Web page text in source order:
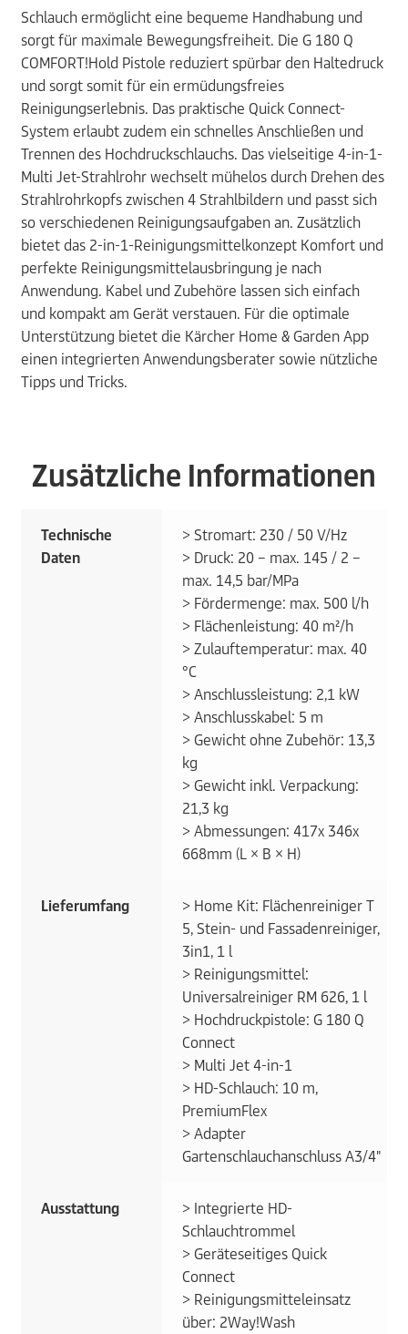
Schlauch ermöglicht eine bequeme Handhabung und
sorgt für maximale Bewegungsfreiheit. Die G 180 Q
COMFORT!Hold Pistole reduziert spürbar den Haltedruck
und sorgt somit für ein ermüdungsfreies
Reinigungserlebnis. Das praktische Quick Connect-
System erlaubt zudem ein schnelles Anschließen und
Trennen des Hochdruckschlauchs. Das vielseitige 4-in-1-
Multi Jet-Strahlrohr wechselt mühelos durch Drehen des
Strahlrohrkopfs zwischen 4 Strahlbildern und passt sich
so verschiedenen Reinigungsaufgaben an. Zusätzlich
bietet das 2-in-1-Reinigungsmittelkonzept Komfort und
perfekte Reinigungsmittelausbringung je nach
Anwendung. Kabel und Zubehöre lassen sich einfach
und kompakt am Gerät verstauen. Für die optimale
Unterstützung bietet die Kärcher Home & Garden App
einen integrierten Anwendungsberater sowie nützliche
Tipps und Tricks.
Zusätzliche Informationen
Technische
Daten
> Stromart: 230 / 50 V/Hz
> Druck: 20 – max. 145 / 2 –
max. 14,5 bar/MPa
> Fördermenge: max. 500 l/h
> Flächenleistung: 40 m²/h
> Zulauftemperatur: max. 40
°C
> Anschlussleistung: 2,1 kW
> Anschlusskabel: 5 m
> Gewicht ohne Zubehör: 13,3
kg
> Gewicht inkl. Verpackung:
21,3 kg
> Abmessungen: 417x 346x
668mm (L × B × H)
Lieferumfang
> Home Kit: Flächenreiniger T
5, Stein- und Fassadenreiniger,
3in1, 1 l
> Reinigungsmittel:
Universalreiniger RM 626, 1 l
> Hochdruckpistole: G 180 Q
Connect
> Multi Jet 4-in-1
> HD-Schlauch: 10 m,
PremiumFlex
> Adapter
Gartenschlauchanschluss A3/4"
Ausstattung
> Integrierte HD-
Schlauchtrommel
> Geräteseitiges Quick
Connect
> Reinigungsmitteleinsatz
über: 2Way!Wash